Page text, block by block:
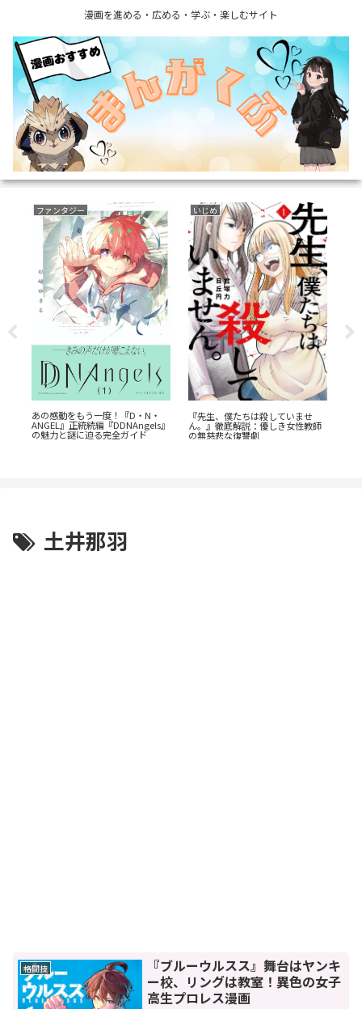
漫画を進める・広める・学ぶ・楽しむサイト
ファンタジー
あの感動をもう一度！『D・N・
ANGEL』正統続編『DDNAngels』
の魅力と謎に迫る完全ガイド
いじめ
『先生、僕たちは殺していませ
ん。』徹底解説：優しき女性教師
の無慈悲な復讐劇
土井那羽
格闘技
『ブルーウルスス』舞台はヤンキ
ー校、リングは教室！異色の女子
高生プロレス漫画